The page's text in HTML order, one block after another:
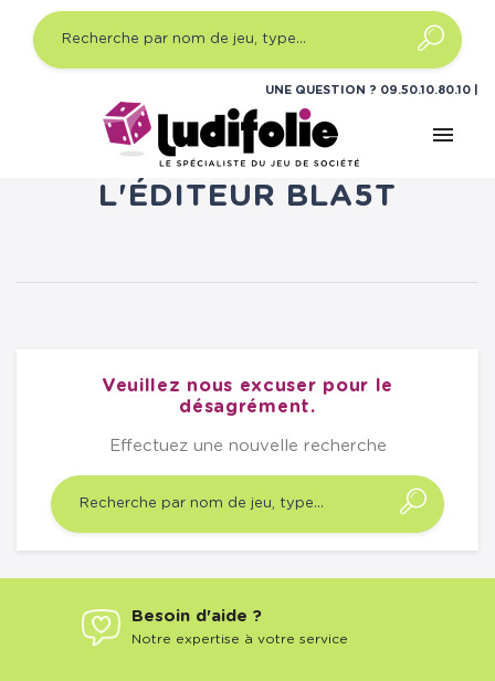
UNE QUESTION ? 09.50.10.80.10
menu
LISTE DES PRODUITS DE
L'ÉDITEUR BLA5T
Veuillez nous excuser pour le
désagrément.
Effectuez une nouvelle recherche
Besoin d'aide ?
Notre expertise à votre service